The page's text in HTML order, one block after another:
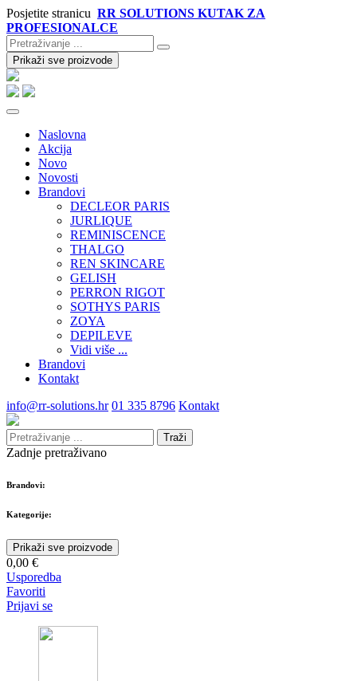
Posjetite stranicu RR SOLUTIONS KUTAK ZA
PROFESIONALCE
Prikaži sve proizvode
Naslovna
Akcija
Novo
Novosti
Brandovi
DECLEOR PARIS
JURLIQUE
REMINISCENCE
THALGO
REN SKINCARE
GELISH
PERRON RIGOT
SOTHYS PARIS
ZOYA
DEPILEVE
Vidi više ...
Brandovi
Kontakt
info@rr-solutions.hr 01 335 8796 Kontakt
Traži
Zadnje pretraživano
Brandovi:
Kategorije:
Prikaži sve proizvode
0,00 €
Usporedba
Favoriti
Prijavi se